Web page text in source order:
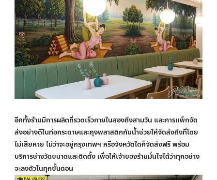
อีกทั้งร้านมีการผลิตที่รวดเร็วภายในสองถึงสามวัน และการแพ็กจัด
ส่งอย่างดีในท่อกระดาษและถุงพลาสติกกันน้ำช่วยให้จัดส่งถึงที่โดย
ไม่เสียหาย ไม่ว่าจะอยู่กรุงเทพฯ หรือจังหวัดใดก็จัดส่งฟรี พร้อม
บริการช่างวัดขนาดและติดตั้ง เพื่อให้เจ้าของร้านมั่นใจได้ว่าทุกอย่าง
จะลงตัวในทุกขั้นตอน